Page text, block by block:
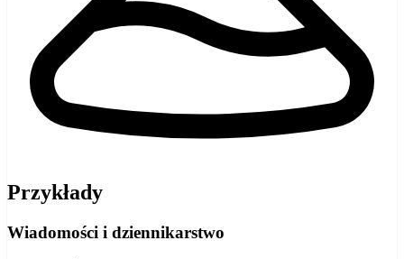
Przykłady
Wiadomości i dziennikarstwo